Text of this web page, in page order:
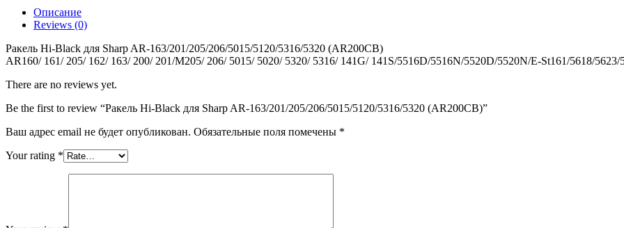
Black
Sharp
AR-
163/201/205/206/5015/5120/5316/5320
(AR200CB)
Описание
Reviews (0)
Ракель Hi-Black для Sharp AR-163/201/205/206/5015/5120/5316/5320 (AR200CB)
AR160/ 161/ 205/ 162/ 163/ 200/ 201/М205/ 206/ 5015/ 5020/ 5320/ 5316/ 141G/ 141S/5516D/5516N/5520D/5520N/E-St161/5618/5623/
There are no reviews yet.
Be the first to review “Ракель Hi-Black для Sharp AR-163/201/205/206/5015/5120/5316/5320 (AR200CB)”
Ваш адрес email не будет опубликован. Обязательные поля помечены *
Your rating *